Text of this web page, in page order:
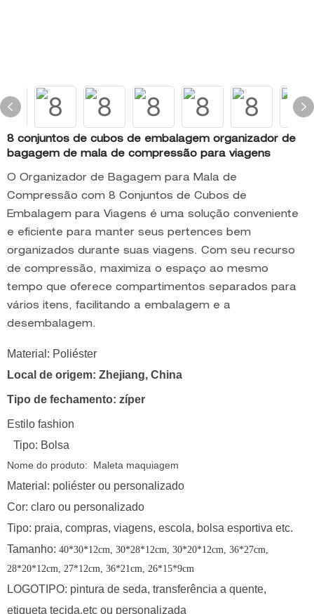
8 conjuntos de cubos de embalagem organizador de
bagagem de mala de compressão para viagens
O Organizador de Bagagem para Mala de
Compressão com 8 Conjuntos de Cubos de
Embalagem para Viagens é uma solução conveniente
e eficiente para manter seus pertences bem
organizados durante suas viagens. Com seu recurso
de compressão, maximiza o espaço ao mesmo
tempo que oferece compartimentos separados para
vários itens, facilitando a embalagem e a
desembalagem.
Material: Poliéster
Local de origem: Zhejiang, China
Tipo de fechamento: zíper
Estilo fashion
Tipo: Bolsa
Nome do produto: Maleta maquiagem
Material: poliéster ou personalizado
Cor: claro ou personalizado
Tipo: praia, compras, viagens, escola, bolsa esportiva etc.
Tamanho: 40*30*12cm, 30*28*12cm, 30*20*12cm, 36*27cm,
28*20*12cm, 27*12cm, 36*21cm, 26*15*9cm
LOGOTIPO: pintura de seda, transferência a quente,
etiqueta tecida.etc ou personalizada